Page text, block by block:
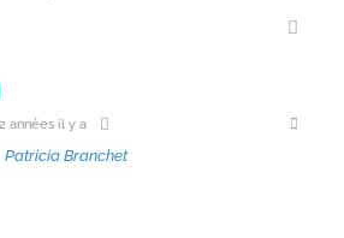
2 années il y a
Patricia Branchet